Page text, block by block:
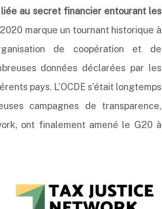
au secret financier entourant les
2020 marque un tournant historique à
de coopération et de
données déclarées par les
pays. L’OCDE s’était longtemps
campagnes de transparence,
ont finalement amené le G20 à